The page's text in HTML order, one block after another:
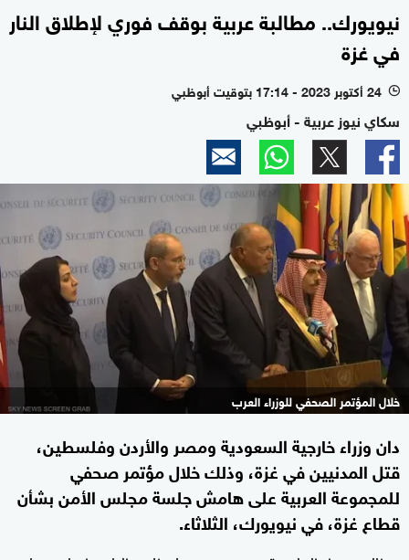
نيويورك.. مطالبة عربية بوقف فوري لإطلاق النار
في غزة
l 24 أكتوبر 2023 - 17:14 بتوقيت أبوظبي
سكاي نيوز عربية - أبوظبي
خلال المؤتمر الصحفي للوزراء العرب
دان وزراء خارجية السعودية ومصر والأردن وفلسطين،
قتل المدنيين في غزة، وذلك خلال مؤتمر صحفي
للمجموعة العربية على هامش جلسة مجلس الأمن بشأن
قطاع غزة، في نيويورك، الثلاثاء.